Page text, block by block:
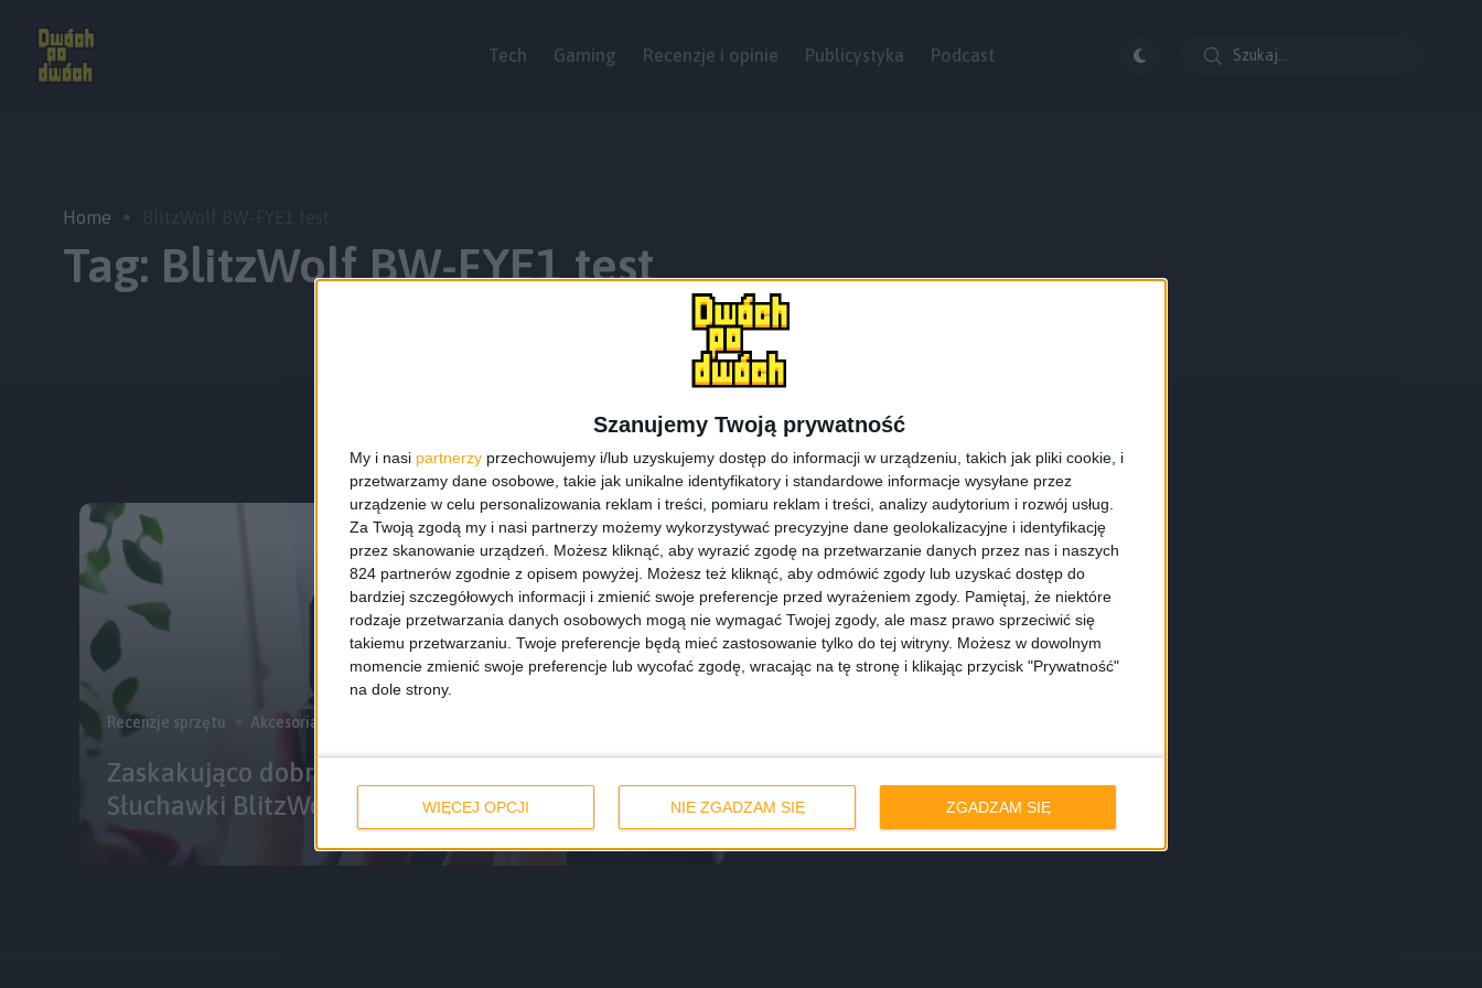
Szanujemy Twoją prywatność
My i nasi partnerzy przechowujemy i/lub uzyskujemy dostęp do informacji w urządzeniu, takich jak pliki cookie, i
przetwarzamy dane osobowe, takie jak unikalne identyfikatory i standardowe informacje wysyłane przez
urządzenie w celu personalizowania reklam i treści, pomiaru reklam i treści, analizy audytorium i rozwój usług.
Za Twoją zgodą my i nasi partnerzy możemy wykorzystywać precyzyjne dane geolokalizacyjne i identyfikację
przez skanowanie urządzeń. Możesz kliknąć, aby wyrazić zgodę na przetwarzanie danych przez nas i naszych
824 partnerów zgodnie z opisem powyżej. Możesz też kliknąć, aby odmówić zgody lub uzyskać dostęp do
bardziej szczegółowych informacji i zmienić swoje preferencje przed wyrażeniem zgody. Pamiętaj, że niektóre
rodzaje przetwarzania danych osobowych mogą nie wymagać Twojej zgody, ale masz prawo sprzeciwić się
takiemu przetwarzaniu. Twoje preferencje będą mieć zastosowanie tylko do tej witryny. Możesz w dowolnym
momencie zmienić swoje preferencje lub wycofać zgodę, wracając na tę stronę i klikając przycisk "Prywatność"
na dole strony.
WIĘCEJ OPCJI NIE ZGADZAM SIĘ ZGADZAM SIĘ
Tech Gaming Recenzje i opinie Publicystyka Podcast
Home
Tag: BlitzWolf BW-FYE1 test
Recenzje sprzętu Akcesoria
Zaskakująco dobre, jak na tak niską cenę.
Słuchawki BlitzWolf BW-FYE1 – recenzja